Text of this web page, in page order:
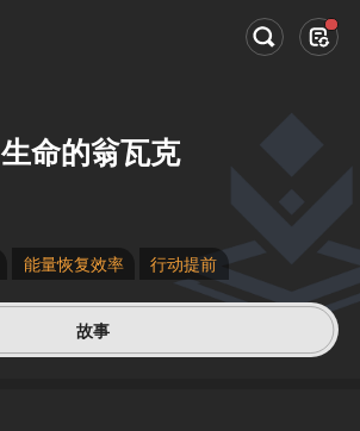
生命的翁瓦克
能量恢复效率 行动提前
故事